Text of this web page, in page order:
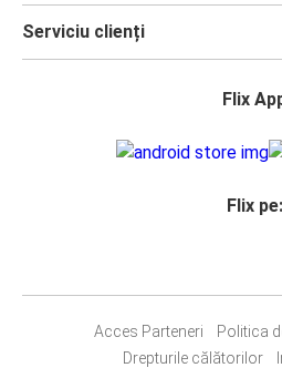
Serviciu clienți
Flix
Flix pe:
Acces Parteneri
Politica
Drepturile călătorilor